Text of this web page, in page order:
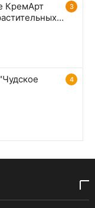
3
КремАрт
4